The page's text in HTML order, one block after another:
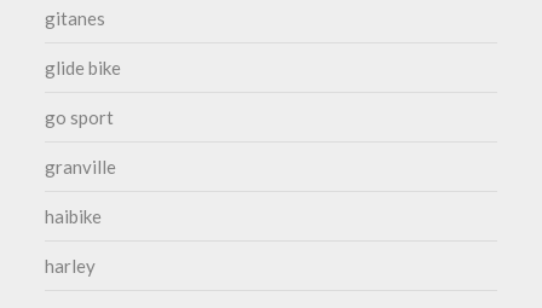
gitanes
glide bike
go sport
granville
haibike
harley